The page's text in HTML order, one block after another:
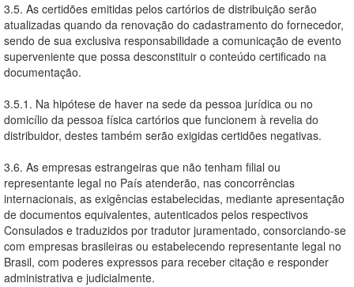
3.5. As certidões emitidas pelos cartórios de distribuição serão
atualizadas quando da renovação do cadastramento do fornecedor,
sendo de sua exclusiva responsabilidade a comunicação de evento
superveniente que possa desconstituir o conteúdo certificado na
documentação.
3.5.1. Na hipótese de haver na sede da pessoa jurídica ou no
domicílio da pessoa física cartórios que funcionem à revelia do
distribuidor, destes também serão exigidas certidões negativas.
3.6. As empresas estrangeiras que não tenham filial ou
representante legal no País atenderão, nas concorrências
internacionais, as exigências estabelecidas, mediante apresentação
de documentos equivalentes, autenticados pelos respectivos
Consulados e traduzidos por tradutor juramentado, consorciando-se
com empresas brasileiras ou estabelecendo representante legal no
Brasil, com poderes expressos para receber citação e responder
administrativa e judicialmente.